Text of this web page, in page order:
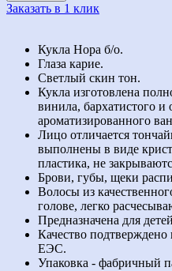
Заказать в 1 клик
Кукла Нора б/о.
Глаза карие.
Светлый скин тон.
Кукла изготовлена
винила, бархатистого
ароматизированного
Лицо отличается
выполнены в виде
пластика, не
Брови, губы, щеки
Волосы из
голове, легко
Предназначена для
Качество
ЕЭС.
Упаковка - фабричный